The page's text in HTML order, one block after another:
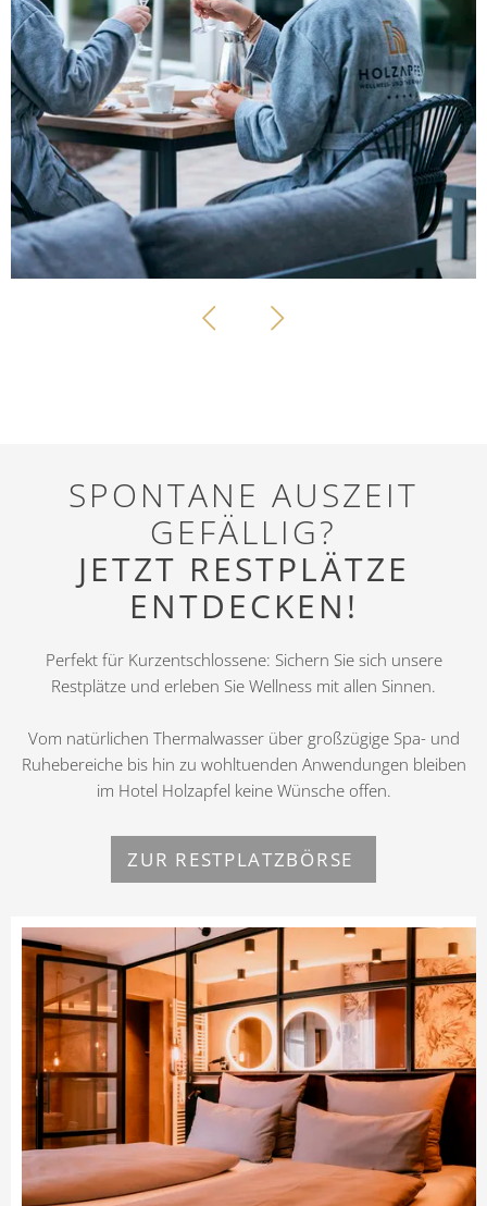
HOLZAPFEL WOCHE (21 TAGE)
DETAILS ANFRAGEN BUCHEN
SPONTANE AUSZEIT
GEFÄLLIG?
JETZT RESTPLÄTZE
ENTDECKEN!
Perfekt für Kurzentschlossene: Sichern Sie sich unsere
Restplätze und erleben Sie Wellness mit allen Sinnen.
Vom natürlichen Thermalwasser über großzügige Spa- und
Ruhebereiche bis hin zu wohltuenden Anwendungen bleiben
im Hotel Holzapfel keine Wünsche offen.
ZUR RESTPLATZBÖRSE